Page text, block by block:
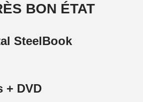
BON ÉTAT
SteelBook
+ DVD